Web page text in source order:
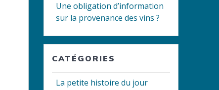
Une obligation d’information
sur la provenance des vins ?
CATÉGORIES
La petite histoire du jour